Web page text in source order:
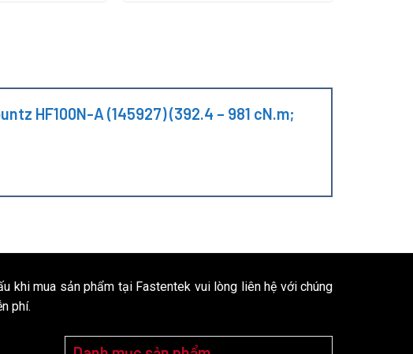
HF100N-A (145927) (392.4 – 981 cN.m;
khi mua sản phẩm tại Fastentek vui lòng liên hệ với chúng
phí.